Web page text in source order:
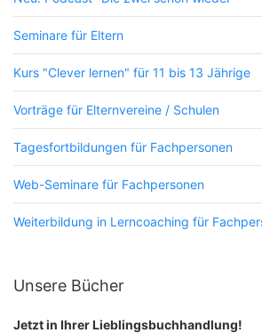
Seminare für Eltern
Kurs "Clever lernen" für 11 bis 13 Jährige
Vorträge für Elternvereine / Schulen
Tagesfortbildungen für Fachpersonen
Web-Seminare für Fachpersonen
Weiterbildung in Lerncoaching für
Unsere Bücher
Jetzt in Ihrer Lieblingsbuchhandlung!